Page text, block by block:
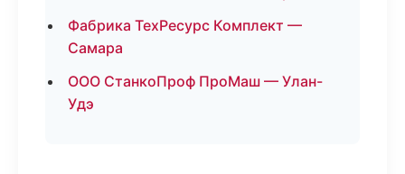
Фабрика ТехРесурс Комплект —
Самара
ООО СтанкоПроф ПроМаш — Улан-
Удэ